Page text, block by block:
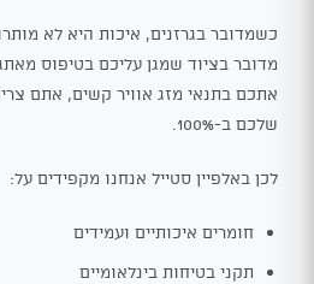
כשמדובר בגרזנים, איכות היא לא
מדובר בציוד שמגן עליכם בטיפוס
אתכם בתנאי מזג אוויר קשים, אתם
שלכם ב-100%.
לכן באלפיין סטייל אנחנו מקפידים על:
חומרים איכותיים ועמידים
תקני בטיחות בינלאומיים